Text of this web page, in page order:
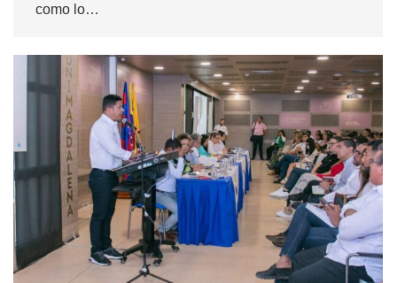
como lo…